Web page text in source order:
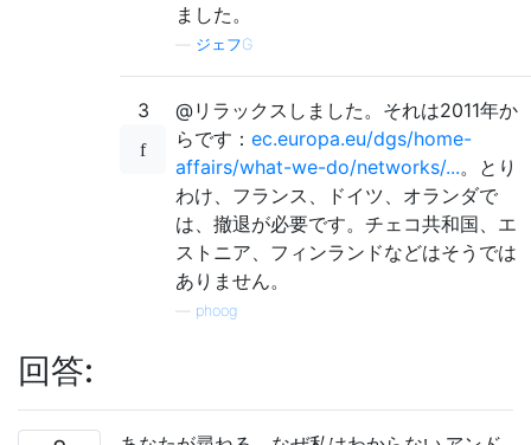
ました。
ジェフG
3
@リラックスしました。それは2011年か
らです： ec.europa.eu/dgs/home-
affairs/what-we-do/networks/...。とり
わけ、フランス、ドイツ、オランダで
は、撤退が必要です。チェコ共和国、エ
ストニア、フィンランドなどはそうでは
ありません。
phoog
回答: